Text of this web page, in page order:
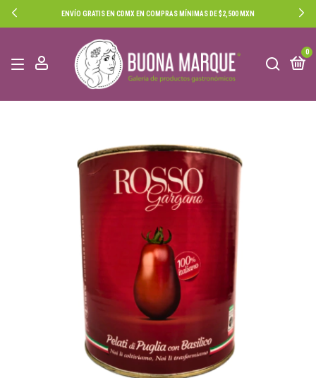
ENVÍO GRATIS EN CDMX EN COMPRAS MÍNIMAS DE $2,500 MXN
0